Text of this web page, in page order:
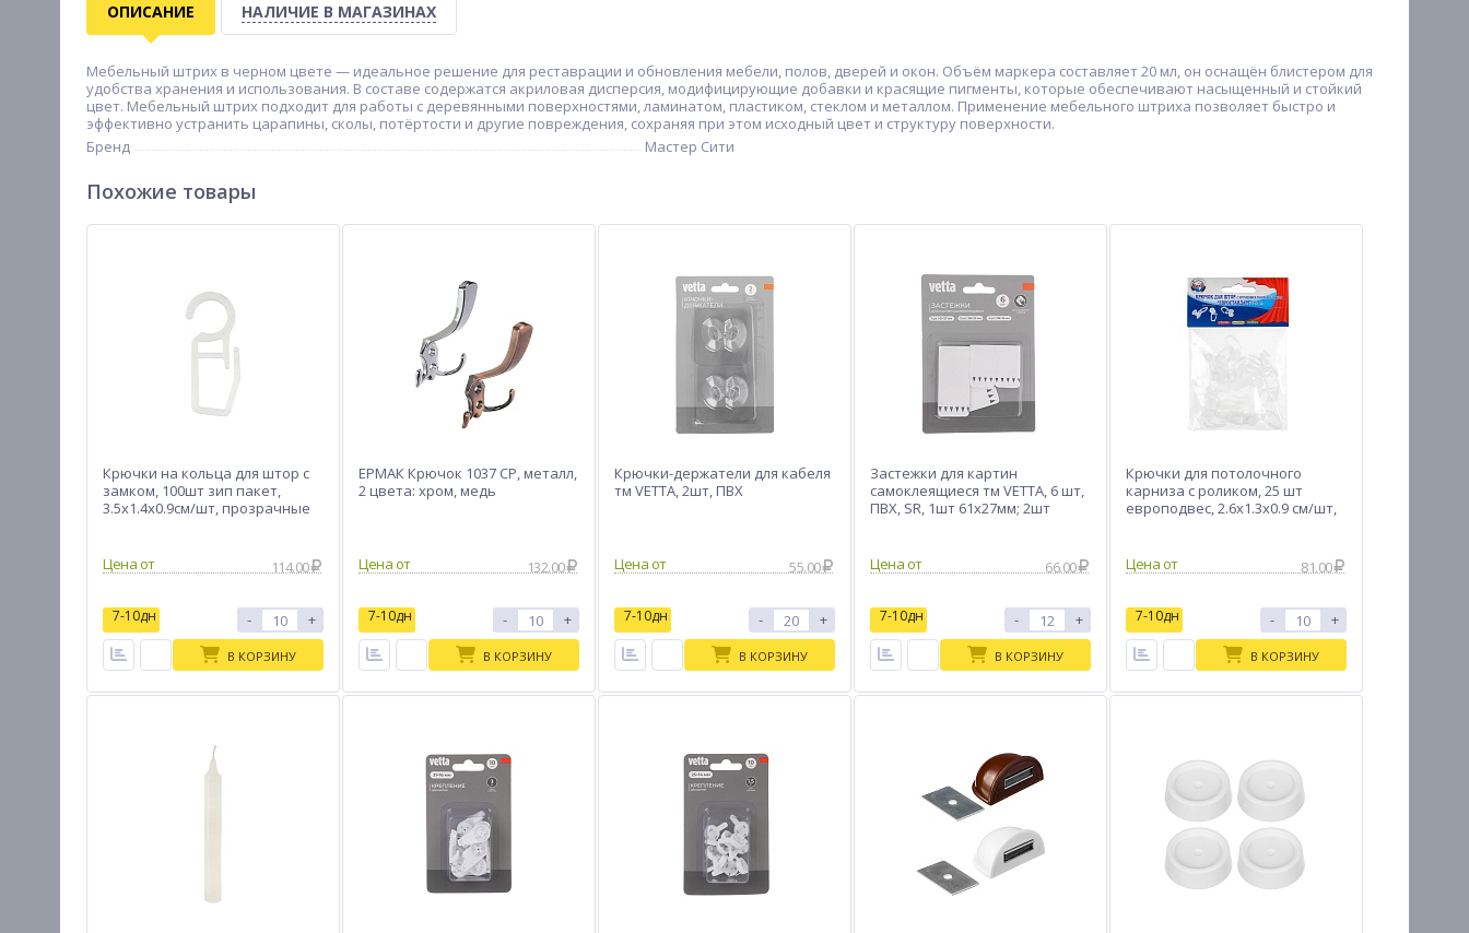
ОПИСАНИЕ НАЛИЧИЕ В МАГАЗИНАХ
Мебельный штрих в черном цвете — идеальное решение для реставрации и обновления мебели, полов, дверей и окон. Объём маркера составляет 20 мл, он оснащён блистером для
удобства хранения и использования. В составе содержатся акриловая дисперсия, модифицирующие добавки и красящие пигменты, которые обеспечивают насыщенный и стойкий
цвет. Мебельный штрих подходит для работы с деревянными поверхностями, ламинатом, пластиком, стеклом и металлом. Применение мебельного штриха позволяет быстро и
эффективно устранить царапины, сколы, потёртости и другие повреждения, сохраняя при этом исходный цвет и структуру поверхности.
Бренд
Мастер Сити
Похожие товары
Крючки на кольца для штор с
замком, 100шт зип пакет,
3.5x1.4x0.9см/шт, прозрачные
Цена от 114.00
7-10дн - +
В КОРЗИНУ
ЕРМАК Крючок 1037 CP, металл,
2 цвета: хром, медь
Цена от 132.00
7-10дн - +
В КОРЗИНУ
Крючки-держатели для кабеля
тм VETTA, 2шт, ПВХ
Цена от 55.00
7-10дн - +
В КОРЗИНУ
Застежки для картин
самоклеящиеся тм VETTA, 6 шт,
ПВХ, SR, 1шт 61х27мм; 2шт
Цена от
66.00
7-10дн - +
В КОРЗИНУ
Крючки для потолочного
карниза с роликом, 25 шт
европодвес, 2.6x1.3x0.9 см/шт,
Цена от
81.00
7-10дн - +
В КОРЗИНУ